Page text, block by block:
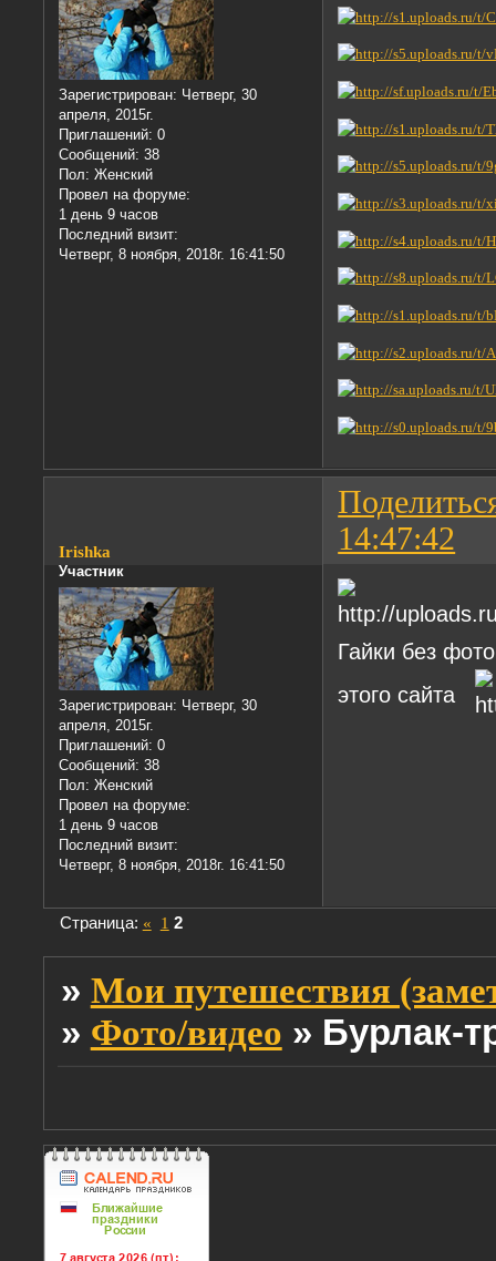
Зарегистрирован: Четверг, 30
апреля, 2015г.
Приглашений: 0
Сообщений: 38
Пол: Женский
Провел на форуме:
1 день 9 часов
Последний визит:
Четверг, 8 ноября, 2018г. 16:41:50
14:47:42
Irishka
Участник
Зарегистрирован: Четверг, 30
апреля, 2015г.
Приглашений: 0
Сообщений: 38
Пол: Женский
Провел на форуме:
1 день 9 часов
Последний визит:
Четверг, 8 ноября, 2018г. 16:41:50
Гайки без
этого сайта
Страница: « 1 2
» Мои путешествия
» Фото/видео » Бурлак-